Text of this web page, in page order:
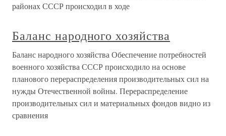
районах СССР происходил в ходе
Баланс народного хозяйства
Баланс народного хозяйства Обеспечение потребностей
военного хозяйства СССР происходило на основе
планового перераспределения производительных сил на
нужды Отечественной войны. Перераспределение
производительных сил и материальных фондов видно из
сравнения